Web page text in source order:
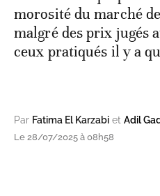
morosité du marché
malgré des prix jugés
ceux pratiqués il y a
Par Fatima El Karzabi et Adil
Le 28/07/2025 à 08h58